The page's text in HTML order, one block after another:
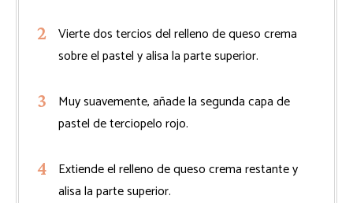
Vierte dos tercios del relleno de queso crema
sobre el pastel y alisa la parte superior.
Muy suavemente, añade la segunda capa de
pastel de terciopelo rojo.
Extiende el relleno de queso crema restante y
alisa la parte superior.